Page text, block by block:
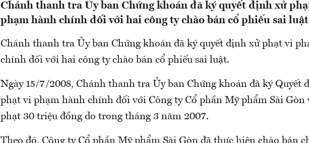
Chánh thanh tra Ủy ban Chứng khoán đã ký quyết định xử
phạm hành chính đối với hai công ty chào bán cổ phiếu sai luật
Chánh thanh tra Ủy ban Chứng khoán đã ký quyết định xử phạt vi
chính đối với hai công ty chào bán cổ phiếu sai luật.
Ngày 15/7/2008, Chánh thanh tra Ủy ban Chứng khoán đã ký Quyết
phạt vi phạm hành chính đối với Công ty Cổ phần Mỹ phẩm Sài Gòn
phạt 30 triệu đồng do trong tháng 3 năm 2007.
Theo đó, Công ty Cổ phần Mỹ phẩm Sài Gòn đã thực hiện chào bán